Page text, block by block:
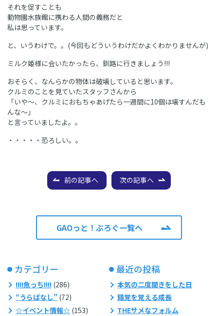
それを促すことも
動物園水族館に携わる人間の義務だと
私は思っています。
と、いうわけで。。(今回もどういうわけだかよくわかりませんが)
ミルク姫様に会いたかったら、釧路に行きましょう!!!
おそらく、なんらかの物体は破壊していると思います。
クルミのことを見ていたスタッフさんから
「いや～、クルミにおもちゃあげたら一週間に10個は壊すんだも
んな～」
と言っていましたよ。。
・・・・・恐ろしい。。
前の記事へ 次の記事へ
GAOっと！ぶろぐ一覧へ
カテゴリー
!!!!魚っち!!!!(286)
“うらばなし”(72)
☆イベント情報☆(153)
最近の投稿
本気の二度聞きをした日
錯覚を覚える成長
THEサメなフォルム